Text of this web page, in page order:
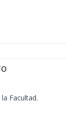
Facultad.